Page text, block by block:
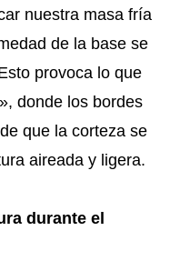
nuestra masa fría
de la base se
provoca lo que
donde los bordes
que la corteza se
aireada y ligera.
durante el